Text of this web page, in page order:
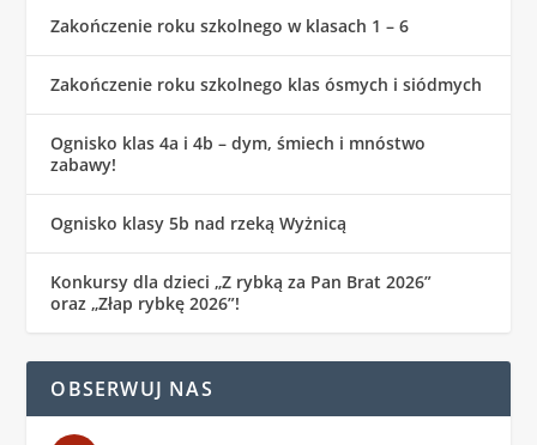
Zakończenie roku szkolnego w klasach 1 – 6
Zakończenie roku szkolnego klas ósmych i siódmych
Ognisko klas 4a i 4b – dym, śmiech i mnóstwo
zabawy!
Ognisko klasy 5b nad rzeką Wyżnicą
Konkursy dla dzieci „Z rybką za Pan Brat 2026”
oraz „Złap rybkę 2026”!
OBSERWUJ NAS